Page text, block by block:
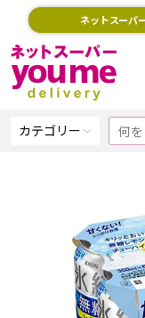
ネットスーパ
カテゴリー